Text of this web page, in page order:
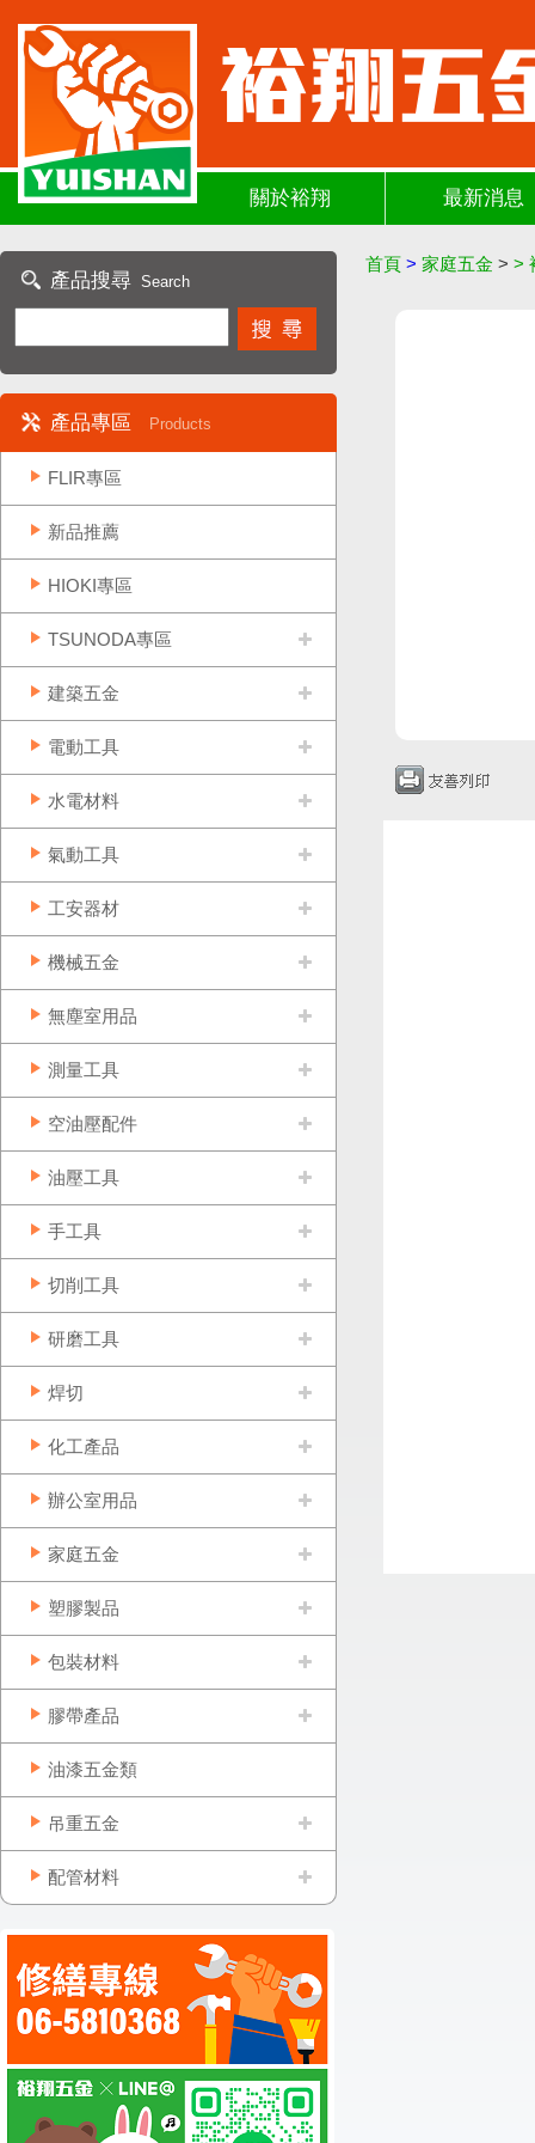
關於裕翔 最新消息
產品搜尋 Search
產品專區 Products
FLIR專區
新品推薦
HIOKI專區
TSUNODA專區
建築五金
電動工具
水電材料
氣動工具
工安器材
機械五金
無塵室用品
測量工具
空油壓配件
油壓工具
手工具
切削工具
研磨工具
焊切
化工產品
辦公室用品
家庭五金
塑膠製品
包裝材料
膠帶產品
油漆五金類
吊重五金
配管材料
首頁 > 家庭五金 > >